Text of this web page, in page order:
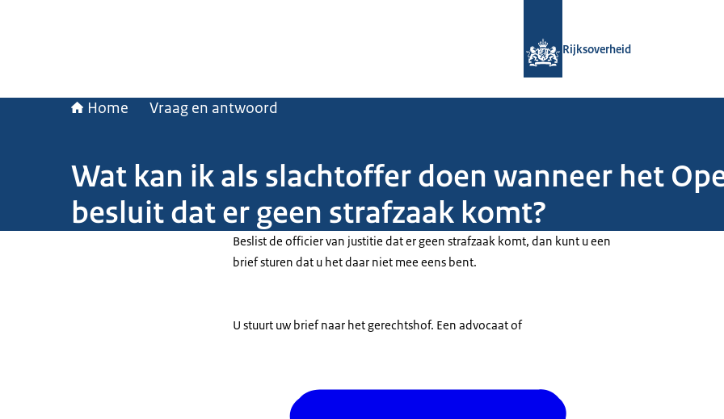
Rijksoverheid
Home Vraag en antwoord
Wat kan ik als slachtoffer doen wanneer het
besluit dat er geen strafzaak komt?
Beslist de officier van justitie dat er geen strafzaak komt, dan kunt u een
brief sturen dat u het daar niet mee eens bent.
U stuurt uw brief naar het gerechtshof. Een advocaat of